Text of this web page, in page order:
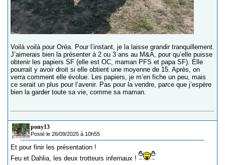
Voilà voilà pour Oréa. Pour l’instant, je la laisse grandir tranquillement.
J’aimerais bien la présenter à 2 ou 3 ans au M&A, pour qu’elle puisse
obtenir les papiers SF (elle est OC, maman PFS et papa SF). Elle
pourrait y avoir droit si elle obtient une moyenne de 15. Après, on
verra comment elle évolue. Les papiers, je m’en fiche un peu, mais
ce serait un plus pour l’avenir. Pas pour la vendre, parce que j’espère
bien la garder toute sa vie, comme sa maman.
pony13
Posté le 26/09/2025 à 10h55
Et pour finir les présentation !
Feu et Dahlia, les deux trotteurs infernaux !